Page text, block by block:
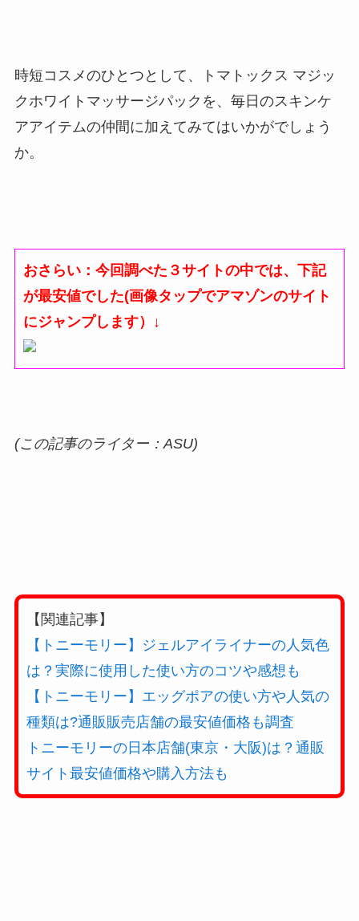
時短コスメのひとつとして、トマトックス マジッ
クホワイトマッサージパックを、毎日のスキンケ
アアイテムの仲間に加えてみてはいかがでしょう
か。
おさらい：今回調べた３サイトの中では、下記
が最安値でした(画像タップでアマゾンのサイト
にジャンプします）
↓
(この記事のライター：ASU)
【関連記事】
【トニーモリー】ジェルアイライナーの人気色
は？実際に使用した使い方のコツや感想も
【トニーモリー】エッグポアの使い方や人気の
種類は?通販販売店舗の最安値価格も調査
トニーモリーの日本店舗(東京・大阪)は？通販
サイト最安値価格や購入方法も